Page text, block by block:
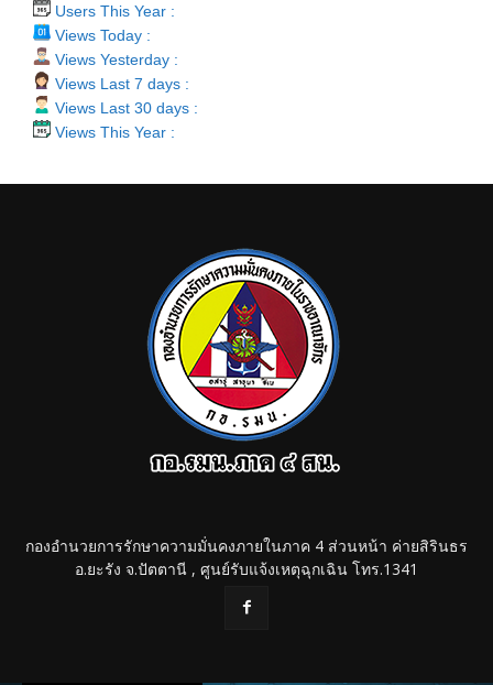
Users This Year :
Views Today :
Views Yesterday :
Views Last 7 days :
Views Last 30 days :
Views This Year :
กองอำนวยการรักษาความมั่นคงภายในภาค 4 ส่วนหน้า ค่ายสิรินธร
อ.ยะรัง จ.ปัตตานี , ศูนย์รับแจ้งเหตุฉุกเฉิน โทร.1341